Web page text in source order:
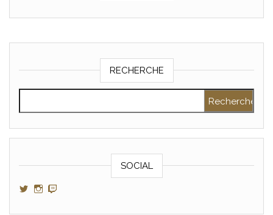
RECHERCHE
SOCIAL
Voir le profil de GamerAltris sur Twitter
Voir le profil de GamerAltris sur Instagram